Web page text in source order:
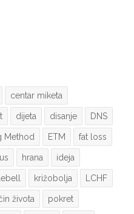
centar miketa
dijeta disanje DNS
Method ETM fat loss
hrana ideja
križobolja LCHF
života pokret